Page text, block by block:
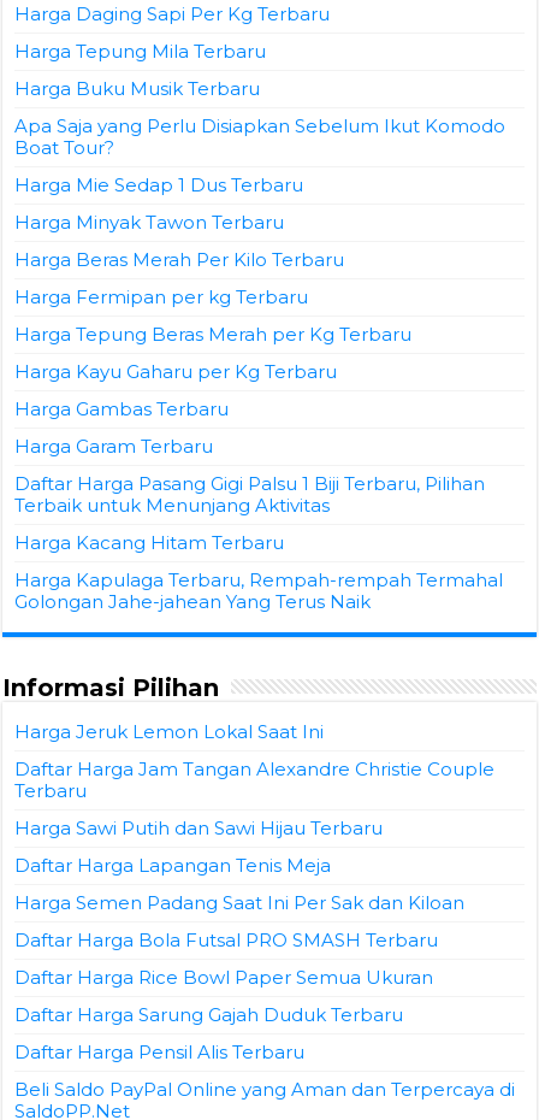
Harga Daging Sapi Per Kg Terbaru
Harga Tepung Mila Terbaru
Harga Buku Musik Terbaru
Apa Saja yang Perlu Disiapkan Sebelum Ikut Komodo
Boat Tour?
Harga Mie Sedap 1 Dus Terbaru
Harga Minyak Tawon Terbaru
Harga Beras Merah Per Kilo Terbaru
Harga Fermipan per kg Terbaru
Harga Tepung Beras Merah per Kg Terbaru
Harga Kayu Gaharu per Kg Terbaru
Harga Gambas Terbaru
Harga Garam Terbaru
Daftar Harga Pasang Gigi Palsu 1 Biji Terbaru, Pilihan
Terbaik untuk Menunjang Aktivitas
Harga Kacang Hitam Terbaru
Harga Kapulaga Terbaru, Rempah-rempah Termahal
Golongan Jahe-jahean Yang Terus Naik
Informasi Pilihan
Harga Jeruk Lemon Lokal Saat Ini
Daftar Harga Jam Tangan Alexandre Christie Couple
Terbaru
Harga Sawi Putih dan Sawi Hijau Terbaru
Daftar Harga Lapangan Tenis Meja
Harga Semen Padang Saat Ini Per Sak dan Kiloan
Daftar Harga Bola Futsal PRO SMASH Terbaru
Daftar Harga Rice Bowl Paper Semua Ukuran
Daftar Harga Sarung Gajah Duduk Terbaru
Daftar Harga Pensil Alis Terbaru
Beli Saldo PayPal Online yang Aman dan Terpercaya di
SaldoPP.Net